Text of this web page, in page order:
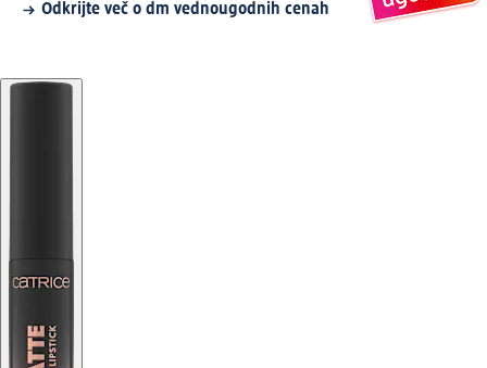
Odkrijte več o dm vednougodnih cenah